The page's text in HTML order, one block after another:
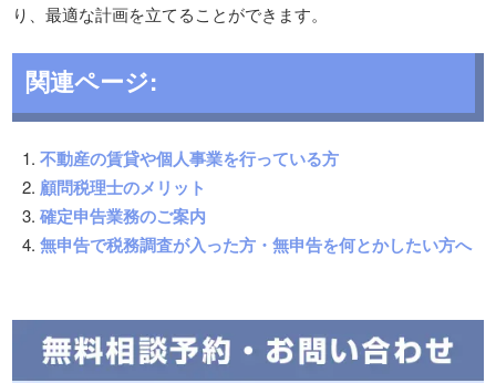
り、最適な計画を立てることができます。
関連ページ:
不動産の賃貸や個人事業を行っている方
顧問税理士のメリット
確定申告業務のご案内
無申告で税務調査が入った方・無申告を何とかしたい方へ